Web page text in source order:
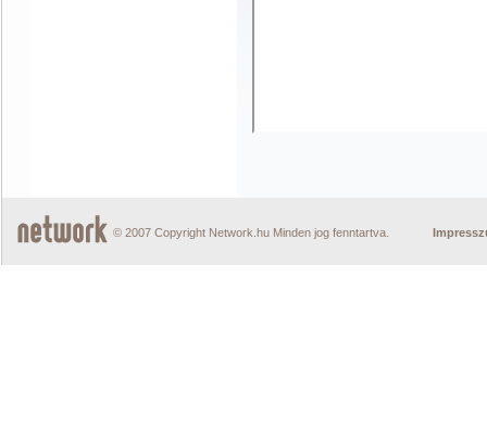
© 2007 Copyright Network.hu Minden jog fenntartva.